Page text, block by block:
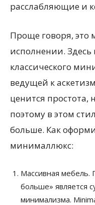
расслабляющие и
Проще говоря,
исполнении. Здесь
классического
ведущей к
ценится
поэтому в этом
больше. Как
минималлюкс:
Массивная
больше» является
минимализма.